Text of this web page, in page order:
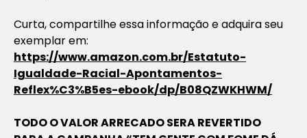
Curta, compartilhe essa informação e adquira seu
exemplar em:
https://www.amazon.com.br/Estatuto-
Igualdade-Racial-Apontamentos-
Reflex%C3%B5es-ebook/dp/B08QZWKHWM/
TODO O VALOR ARRECADO SERA REVERTIDO